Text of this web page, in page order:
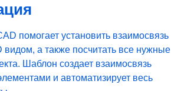
помогает установить взаимосвязь
а также посчитать все нужные
Шаблон создает взаимосвязь
и автоматизирует весь